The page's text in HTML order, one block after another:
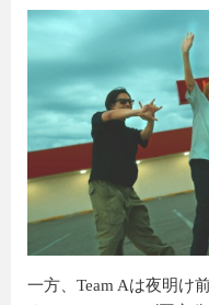
一方、Team Aは夜明け